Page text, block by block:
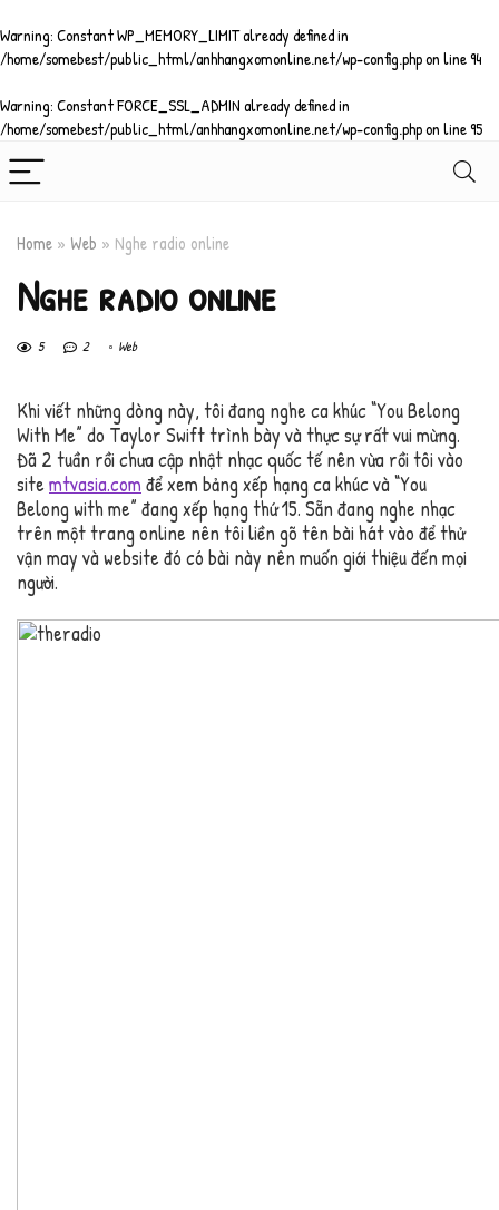
Warning: Constant WP_MEMORY_LIMIT already defined in
/home/somebest/public_html/anhhangxomonline.net/wp-config.phpon line94
Warning: Constant FORCE_SSL_ADMIN already defined in
/home/somebest/public_html/anhhangxomonline.net/wp-config.phpon line95
Home » Web » Nghe radio online
Nghe radio online
5 2 Web
Khi viết những dòng này, tôi đang nghe ca khúc “You Belong
With Me” do Taylor Swift trình bày và thực sự rất vui mừng.
Đã 2 tuần rồi chưa cập nhật nhạc quốc tế nên vừa rồi tôi vào
site mtvasia.com để xem bảng xếp hạng ca khúc và “You
Belong with me” đang xếp hạng thứ 15. Sẵn đang nghe nhạc
trên một trang online nên tôi liền gõ tên bài hát vào để thử
vận may và website đó có bài này nên muốn giới thiệu đến mọi
người.